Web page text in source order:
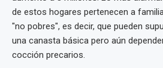
de estos hogares pertenecen a
"no pobres", es decir, que pueden
una canasta básica pero aún
cocción precarios.